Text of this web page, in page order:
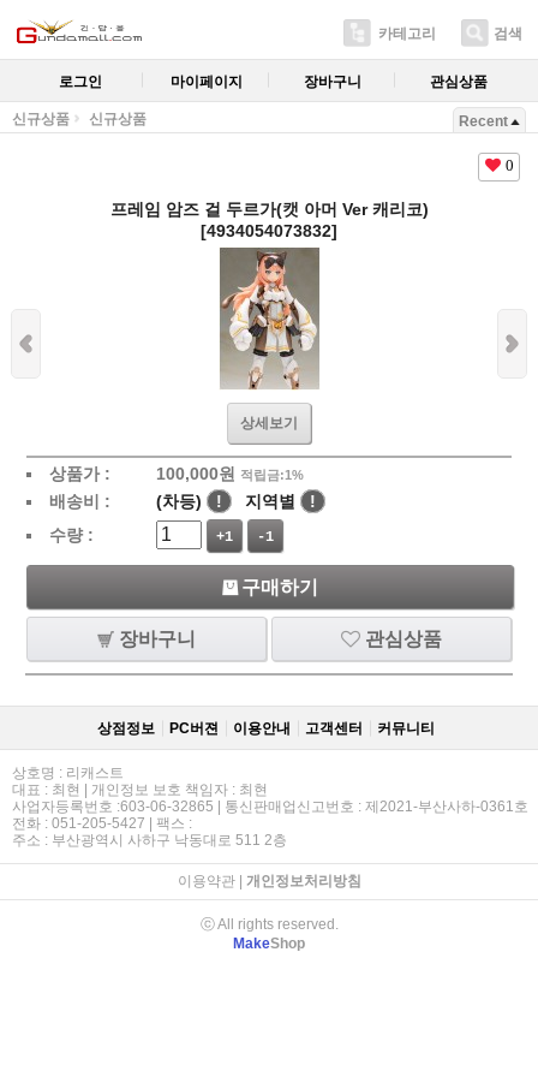
카테고리 검색
로그인 마이페이지 장바구니 관심상품
신규상품 신규상품 Recent
0
프레임 암즈 걸 두르가(캣 아머 Ver 캐리코)
[4934054073832]
상세보기
상품가 : 100,000원 적립금:1%
배송비 : (차등) ! 지역별
!
수량 :
+1 -1
구매하기
장바구니 관심상품
상점정보 PC버젼 이용안내 고객센터 커뮤니티
상호명 : 리캐스트
대표 : 최현 | 개인정보 보호 책임자 : 최현
사업자등록번호 :603-06-32865 | 통신판매업신고번호 : 제2021-부산사하-0361호
전화 : 051-205-5427 | 팩스 :
주소 : 부산광역시 사하구 낙동대로 511 2층
이용약관| 개인정보처리방침
ⓒ All rights reserved.
MakeShop